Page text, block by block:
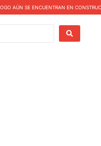
AÚN SE ENCUENTRAN EN